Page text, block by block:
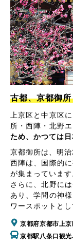
古都、京都御
上京区と中京区
所・西陣・北野エ
ため、かつては
京都御所は、明
西陣は、国際的
が集まっています
さらに、北野に
あり、学問の神
ワースポットとし
京都府京都市上
京都駅八条口観